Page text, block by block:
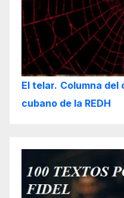
El telar. Columna
cubano de la REDH